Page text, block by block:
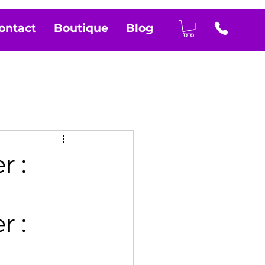
Boutique Blog
:
: